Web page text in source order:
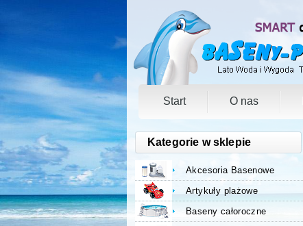
Start O nas
Kategorie w sklepie
Akcesoria Basenowe
Artykuły plażowe
Baseny całoroczne